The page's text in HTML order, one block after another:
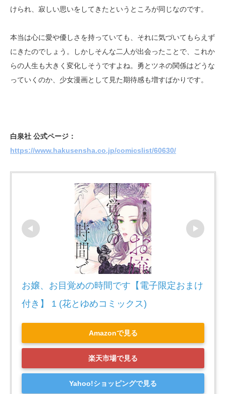
けられ、寂しい思いをしてきたというところが同じなのです。
本当は心に愛や優しさを持っていても、それに気づいてもらえず
にきたのでしょう。しかしそんな二人が出会ったことで、これか
らの人生も大きく変化しそうですよね。勇とツネの関係はどうな
っていくのか、少女漫画として見た期待感も増すばかりです。
白泉社 公式ページ：
https://www.hakusensha.co.jp/comicslist/60630/
お嬢、お目覚めの時間です【電子限定おまけ
付き】 1 (花とゆめコミックス)
Amazonで見る
楽天市場で見る
Yahoo!ショッピングで見る